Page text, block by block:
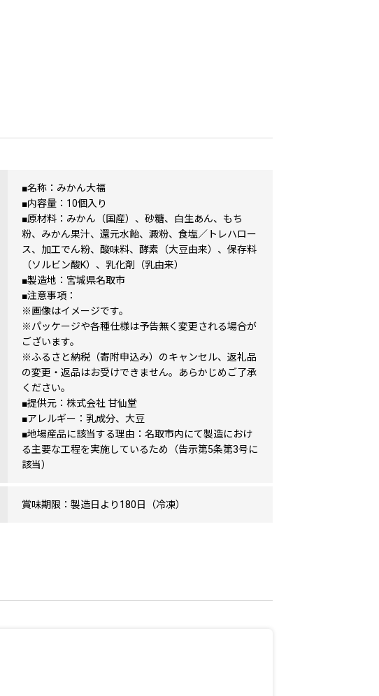
■名称：みかん大福
■内容量：10個入り
■原材料：みかん（国産）、砂糖、白生あん、もち
粉、みかん果汁、還元水飴、澱粉、食塩／トレハロー
ス、加工でん粉、酸味料、酵素（大豆由来）、保存料
（ソルビン酸K）、乳化剤（乳由来）
■製造地：宮城県名取市
■注意事項：
※画像はイメージです。
※パッケージや各種仕様は予告無く変更される場合が
ございます。
※ふるさと納税（寄附申込み）のキャンセル、返礼品
の変更・返品はお受けできません。あらかじめご了承
ください。
■提供元：株式会社 甘仙堂
■アレルギー：乳成分、大豆
■地場産品に該当する理由：名取市内にて製造におけ
る主要な工程を実施しているため（告示第5条第3号に
該当）
賞味期限：製造日より180日（冷凍）